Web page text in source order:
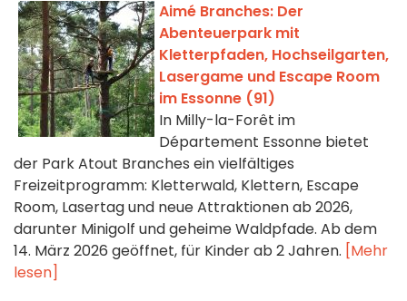
Aimé Branches: Der
Abenteuerpark mit
Kletterpfaden, Hochseilgarten,
Lasergame und Escape Room
im Essonne (91)
In Milly-la-Forêt im
Département Essonne bietet
der Park Atout Branches ein vielfältiges
Freizeitprogramm: Kletterwald, Klettern, Escape
Room, Lasertag und neue Attraktionen ab 2026,
darunter Minigolf und geheime Waldpfade. Ab dem
14. März 2026 geöffnet, für Kinder ab 2 Jahren. [Mehr
lesen]